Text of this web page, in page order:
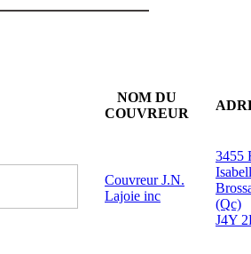
NOM DU
COUVREUR
Couvreur J.N.
Lajoie inc
3455
(Qc)
J4Y